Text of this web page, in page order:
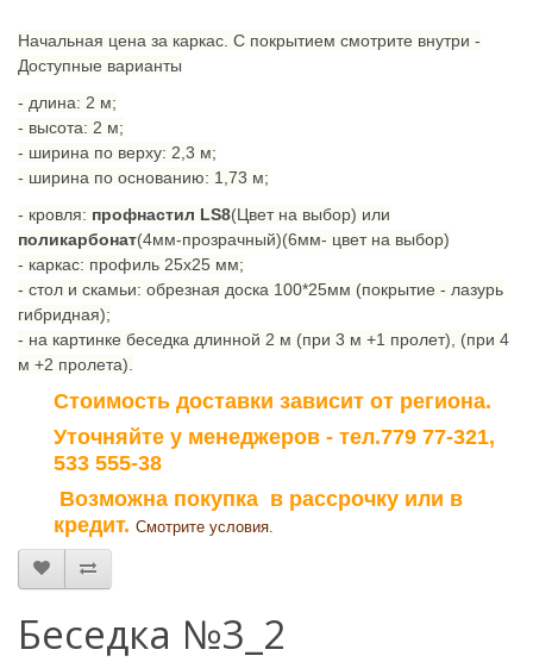
Начальная цена за каркас. С покрытием смотрите внутри -
Доступные варианты
- длина: 2 м;
- высота: 2 м;
- ширина по верху: 2,3 м;
- ширина по основанию: 1,73 м;
- кровля: профнастил LS8(Цвет на выбор) или
поликарбонат(4мм-прозрачный)(6мм- цвет на выбор)
- каркас: профиль 25х25 мм;
- стол и скамьи: обрезная доска 100*25мм (покрытие - лазурь
гибридная);
- на картинке беседка длинной 2 м (при 3 м +1 пролет), (при 4
м +2 пролета).
Стоимость доставки зависит от региона.
Уточняйте у менеджеров - тел.779 77-321,
533 555-38
Возможна покупка в рассрочку или в
кредит. Смотрите условия.
Беседка №3_2